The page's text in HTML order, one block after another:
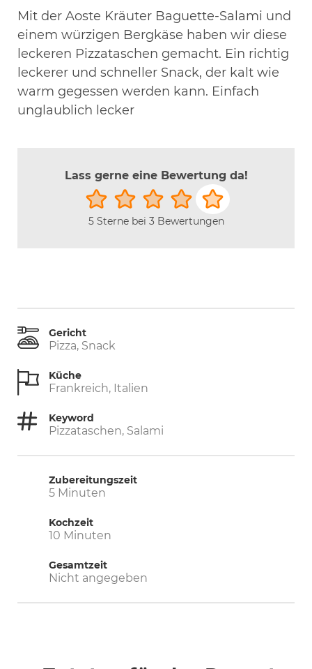
Mit der Aoste Kräuter Baguette-Salami und
einem würzigen Bergkäse haben wir diese
leckeren Pizzataschen gemacht. Ein richtig
leckerer und schneller Snack, der kalt wie
warm gegessen werden kann. Einfach
unglaublich lecker
Lass gerne eine Bewertung da!
5 Sterne bei 3 Bewertungen
Gericht
Pizza, Snack
Küche
Frankreich, Italien
Keyword
Pizzataschen, Salami
Zubereitungszeit
5Minuten
Minuten
Kochzeit
10 Minuten
Minuten
Gesamtzeit
Nicht angegeben